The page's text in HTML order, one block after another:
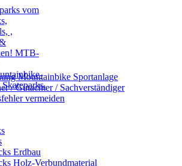
Mountainbike Sportanlage
/ Gutachter / Sachverständiger
vermeiden
Erdbau
Holz-Verbundmaterial